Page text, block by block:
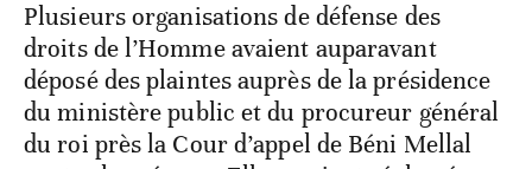
Plusieurs organisations de défense des
droits de l’Homme avaient auparavant
déposé des plaintes auprès de la présidence
du ministère public et du procureur général
du roi près la Cour d’appel de Béni Mellal